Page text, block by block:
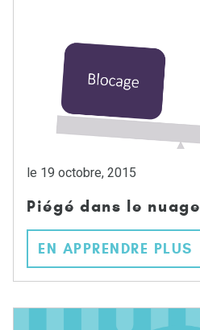
le 19 octobre, 2015
Piégé dans le nuage
EN APPRENDRE PLUS